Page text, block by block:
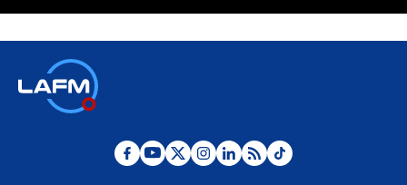
crece el pulso por la elección del
¿Por qué De la Espriella gobernará